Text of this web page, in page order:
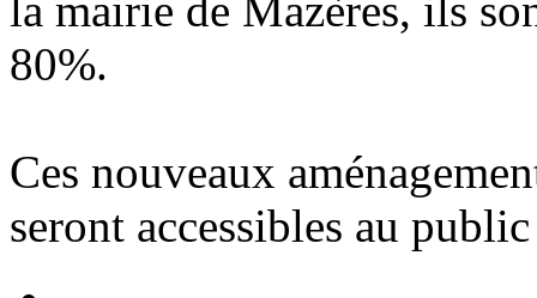
80%.
Ces nouveaux
seront accessibles au